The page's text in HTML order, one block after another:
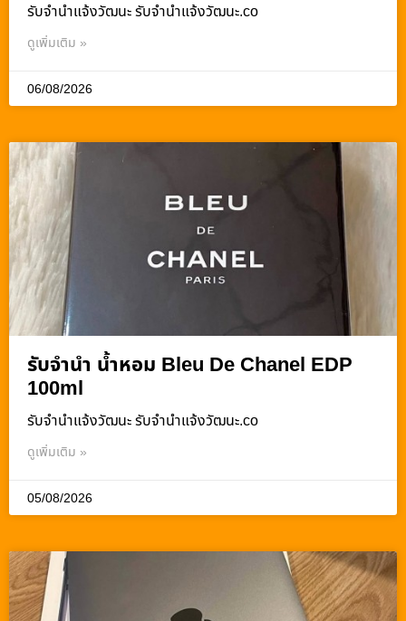
รับจํานําแจ้งวัฒนะ รับจํานําแจ้งวัฒนะ.co
ดูเพิ่มเติม »
06/08/2026
รับจำนำ น้ำหอม Bleu De Chanel EDP
100ml
รับจํานําแจ้งวัฒนะ รับจํานําแจ้งวัฒนะ.co
ดูเพิ่มเติม »
05/08/2026